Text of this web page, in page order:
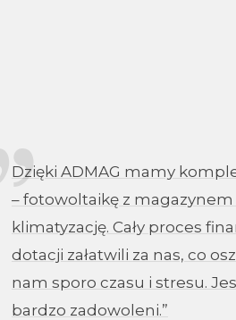
Dzięki ADMAG mamy
– fotowoltaikę z
klimatyzację. Cały proces
dotacji załatwili za nas, co
nam sporo czasu i stresu.
bardzo zadowoleni.”